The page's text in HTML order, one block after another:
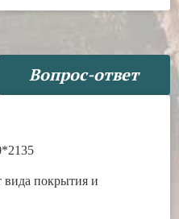
Вопрос-ответ
вида покрытия и